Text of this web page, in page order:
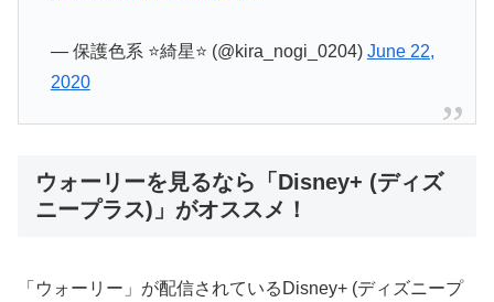
— 保護色系 ⭐綺星⭐ (@kira_nogi_0204) June 22,
2020
ウォーリーを見るなら「Disney+ (ディズ
ニープラス)」がオススメ！
「ウォーリー」が配信されているDisney+ (ディズニープ